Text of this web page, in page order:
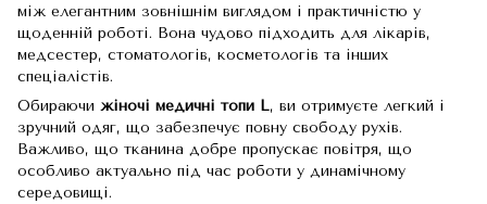
між елегантним зовнішнім виглядом і практичністю у
щоденній роботі. Вона чудово підходить для лікарів,
медсестер, стоматологів, косметологів та інших
спеціалістів.
Обираючи жіночі медичні топи L, ви отримуєте легкий і
зручний одяг, що забезпечує повну свободу рухів.
Важливо, що тканина добре пропускає повітря, що
особливо актуально під час роботи у динамічному
середовищі.